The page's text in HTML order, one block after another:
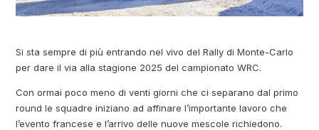
Si sta sempre di più entrando nel vivo del Rally di Monte-Carlo
per dare il via alla stagione 2025 del campionato WRC.
Con ormai poco meno di venti giorni che ci separano dal primo
round le squadre iniziano ad affinare l’importante lavoro che
l’evento francese e l’arrivo delle nuove mescole richiedono.